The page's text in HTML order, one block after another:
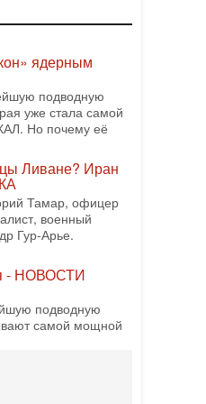
произойдет с
список
ядерным
подводную
уже стала самой
Но почему её
Ливане? Иран
Тамар, офицер
военный
Гур-Арье.
- НОВОСТИ
подводную
самой мощной